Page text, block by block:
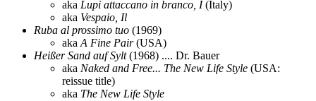
aka Lupi attaccano in branco, I(Italy)
aka Vespaio, Il
Ruba al prossimo tuo (1969)
aka A Fine Pair(USA)
Heißer Sand auf Sylt(1968) .... Dr. Bauer
aka Naked and Free... The New Life Style (USA:
reissue title)
aka The New Life Style